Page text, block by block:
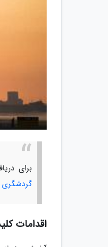
برای
گردشگری
اقدامات